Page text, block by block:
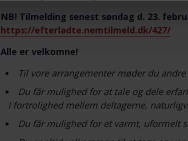
NB! Tilmelding senest søndag d. 23.
https://efterladte.nemtilmeld.dk/427/
Alle er velkomne!
Til vore arrangementer møder du
Du får mulighed for at tale og dele
I fortrolighed mellem deltagerne,
Du får mulighed for et varmt, uformelt